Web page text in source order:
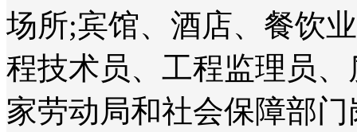
场所;宾馆、酒店、餐饮
程技术员、工程监理员
家劳动局和社会保障部